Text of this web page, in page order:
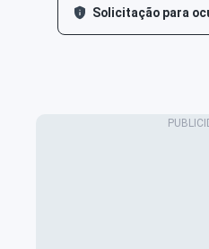
Solicitação para